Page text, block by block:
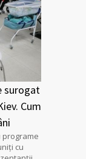
surogat
Cum
programe
cu